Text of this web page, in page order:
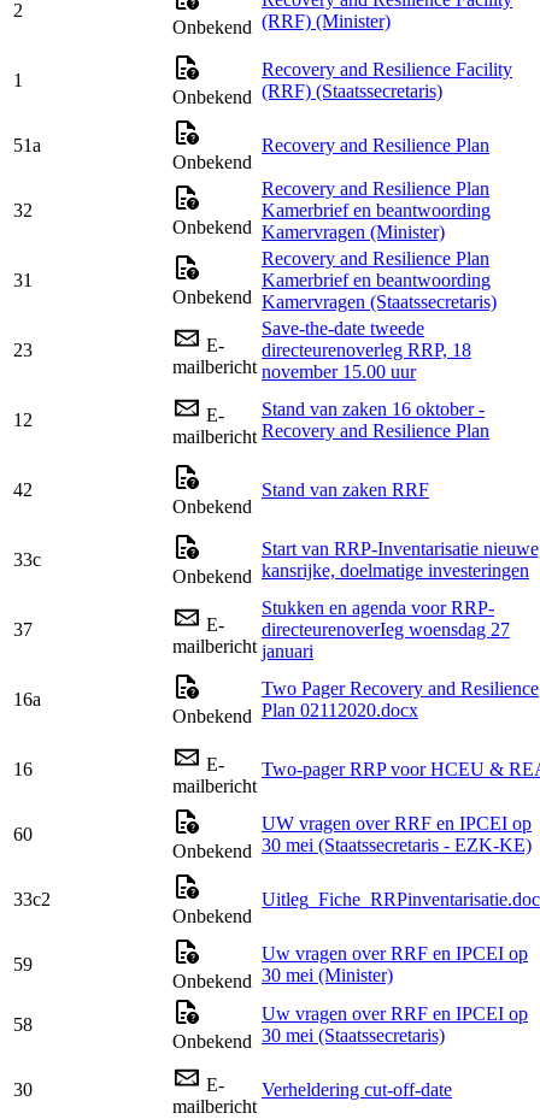
2
Onbekend (RRF) (Minister)
1
Onbekend
Recovery and Resilience Facility
(RRF) (Staatssecretaris)
51a
Onbekend
Recovery and Resilience Plan
32
Onbekend
Recovery and Resilience Plan
Kamerbrief en beantwoording
Kamervragen (Minister)
31
Onbekend
Recovery and Resilience Plan
Kamerbrief en beantwoording
Kamervragen (Staatssecretaris)
23
E-
mailbericht
Save-the-date tweede
directeurenoverleg RRP, 18
november 15.00 uur
12
E-
mailbericht
Stand van zaken 16 oktober -
Recovery and Resilience Plan
42
Onbekend
Stand van zaken RRF
33c
Onbekend
Start van RRP-Inventarisatie
kansrijke, doelmatige investeringen
37
E-
mailbericht
Stukken en agenda voor RRP-
directeurenoverIeg woensdag 27
januari
16a
Onbekend
Two Pager Recovery and Resilience
Plan 02112020.docx
16
E-
mailbericht
Two-pager RRP voor HCEU &
60
Onbekend
UW vragen over RRF en IPCEI op
30 mei (Staatssecretaris - EZK-KE)
33c2
Onbekend
59
Onbekend
Uw vragen over RRF en IPCEI op
30 mei (Minister)
58
Onbekend
Uw vragen over RRF en IPCEI op
30 mei (Staatssecretaris)
30
E-
mailbericht
Verheldering cut-off-date